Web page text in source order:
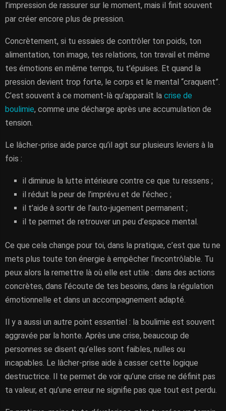
l’impression de rassurer sur le moment, mais il finit souvent
par créer encore plus de pression.
Concrètement, si tu essaies de contrôler ton poids, ton
alimentation, ton image, tes relations, ton travail et même
tes émotions en même temps, tu t’épuises. Et quand la
pression devient trop forte, le corps et le mental “craquent”.
C’est souvent à ce moment-là qu’apparaît la crise de
boulimie, comme une décharge après une accumulation de
tension.
Le lâcher-prise aide parce qu’il agit sur plusieurs leviers à la
fois :
il diminue la lutte intérieure contre ce que tu ressens ;
il réduit la peur de l’imprévu et de l’échec ;
il t’aide à sortir de l’auto-jugement permanent ;
il te permet de retrouver un peu d’espace mental.
Ce que cela change pour toi, dans la pratique, c’est que tu ne
mets plus toute ton énergie à empêcher l’incontrôlable. Tu
peux alors la remettre là où elle est utile : dans des actions
concrètes, dans l’écoute de tes besoins, dans la régulation
émotionnelle et dans un accompagnement adapté.
Il y a aussi un autre point essentiel : la boulimie est souvent
aggravée par la honte. Après une crise, beaucoup de
personnes se disent qu’elles sont faibles, nulles ou
incapables. Le lâcher-prise aide à casser cette logique
destructrice. Il te permet de voir qu’une crise ne définit pas
ta valeur, et qu’une erreur ne signifie pas que tout est perdu.